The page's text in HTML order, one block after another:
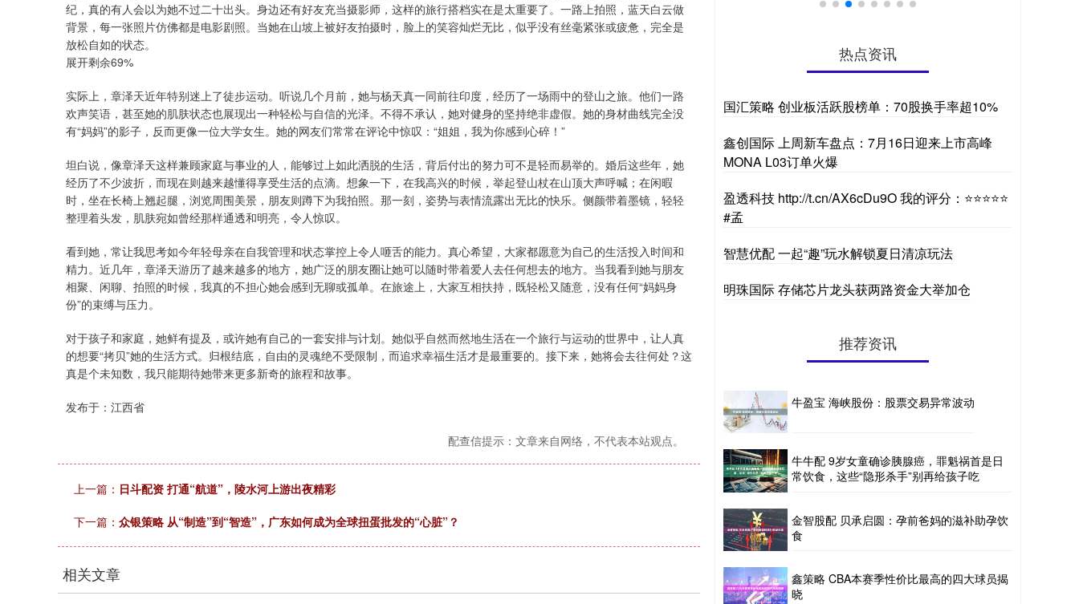
纪，真的有人会以为她不过二十出头。身边还有好友充当摄影师，这样的旅行搭档实在是太重要了。一路上拍照，蓝天白云做
背景，每一张照片仿佛都是电影剧照。当她在山坡上被好友拍摄时，脸上的笑容灿烂无比，似乎没有丝毫紧张或疲惫，完全是
放松自如的状态。
展开剩余69%
实际上，章泽天近年特别迷上了徒步运动。听说几个月前，她与杨天真一同前往印度，经历了一场雨中的登山之旅。他们一路
欢声笑语，甚至她的肌肤状态也展现出一种轻松与自信的光泽。不得不承认，她对健身的坚持绝非虚假。她的身材曲线完全没
有“妈妈”的影子，反而更像一位大学女生。她的网友们常常在评论中惊叹：“姐姐，我为你感到心碎！”
坦白说，像章泽天这样兼顾家庭与事业的人，能够过上如此洒脱的生活，背后付出的努力可不是轻而易举的。婚后这些年，她
经历了不少波折，而现在则越来越懂得享受生活的点滴。想象一下，在我高兴的时候，举起登山杖在山顶大声呼喊；在闲暇
时，坐在长椅上翘起腿，浏览周围美景，朋友则蹲下为我拍照。那一刻，姿势与表情流露出无比的快乐。侧颜带着墨镜，轻轻
整理着头发，肌肤宛如曾经那样通透和明亮，令人惊叹。
看到她，常让我思考如今年轻母亲在自我管理和状态掌控上令人咂舌的能力。真心希望，大家都愿意为自己的生活投入时间和
精力。近几年，章泽天游历了越来越多的地方，她广泛的朋友圈让她可以随时带着爱人去任何想去的地方。当我看到她与朋友
相聚、闲聊、拍照的时候，我真的不担心她会感到无聊或孤单。在旅途上，大家互相扶持，既轻松又随意，没有任何“妈妈身
份”的束缚与压力。
对于孩子和家庭，她鲜有提及，或许她有自己的一套安排与计划。她似乎自然而然地生活在一个旅行与运动的世界中，让人真
的想要“拷贝”她的生活方式。归根结底，自由的灵魂绝不受限制，而追求幸福生活才是最重要的。接下来，她将会去往何处？这
真是个未知数，我只能期待她带来更多新奇的旅程和故事。
发布于：江西省
配查信提示：文章来自网络，不代表本站观点。
上一篇： 日斗配资 打通“航道”，陵水河上游出夜精彩
下一篇： 众银策略 从“制造”到“智造”，广东如何成为全球扭蛋批发的“心脏”？
相关文章
热点资讯
国汇策略 创业板活跃股榜单：70股换手率超10%
鑫创国际 上周新车盘点：7月16日迎来上市高峰
MONA L03订单火爆
盈透科技 http://t.cn/AX6cDu9O 我的评分：⭐⭐⭐⭐⭐
#孟
智慧优配 一起“趣”玩水解锁夏日清凉玩法
明珠国际 存储芯片龙头获两路资金大举加仓
推荐资讯
牛盈宝 海峡股份：股票交易异常波动
牛牛配 9岁女童确诊胰腺癌，罪魁祸首是日
常饮食，这些“隐形杀手”别再给孩子吃
金智股配 贝承启圆：孕前爸妈的滋补助孕饮
食
鑫策略 CBA本赛季性价比最高的四大球员揭
晓